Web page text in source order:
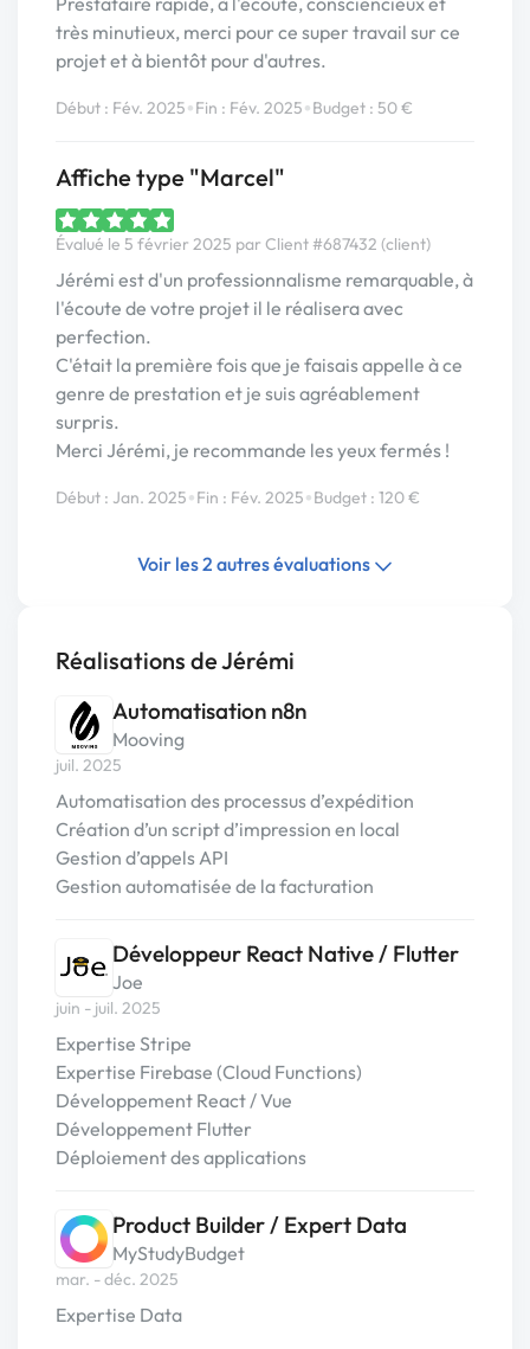
très minutieux, merci pour ce super travail sur ce
projet et à bientôt pour d'autres.
Début : Fév. 2025•Fin : Fév. 2025•Budget : 50 €
Affiche type "Marcel"
Évalué le 5 février 2025 par Client #687432 (client)
Jérémi est d'un professionnalisme remarquable, à
l'écoute de votre projet il le réalisera avec
perfection.
C'était la première fois que je faisais appelle à ce
genre de prestation et je suis agréablement
surpris.
Merci Jérémi, je recommande les yeux fermés !
Début : Jan. 2025•Fin : Fév. 2025•Budget : 120 €
Voir les 2 autres évaluations
Réalisations de Jérémi
Automatisation n8n
Mooving
juil. 2025
Automatisation des processus d’expédition
Création d’un script d’impression en local
Gestion d’appels API
Gestion automatisée de la facturation
Développeur React Native / Flutter
Joe
juin - juil. 2025
Expertise Stripe
Expertise Firebase (Cloud Functions)
Développement React / Vue
Développement Flutter
Déploiement des applications
Product Builder / Expert Data
MyStudyBudget
mar. - déc. 2025
Expertise Data